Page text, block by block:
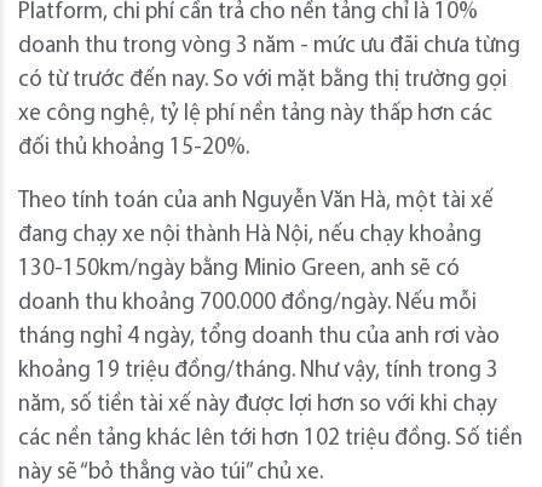
Platform, chi phí cần trả cho nền tảng chỉ là 10%
doanh thu trong vòng 3 năm - mức ưu đãi chưa từng
có từ trước đến nay. So với mặt bằng thị trường gọi
xe công nghệ, tỷ lệ phí nền tảng này thấp hơn các
đối thủ khoảng 15-20%.
Theo tính toán của anh Nguyễn Văn Hà, một tài xế
đang chạy xe nội thành Hà Nội, nếu chạy khoảng
130-150km/ngày bằng Minio Green, anh sẽ có
doanh thu khoảng 700.000 đồng/ngày. Nếu mỗi
tháng nghỉ 4 ngày, tổng doanh thu của anh rơi vào
khoảng 19 triệu đồng/tháng. Như vậy, tính trong 3
năm, số tiền tài xế này được lợi hơn so với khi chạy
các nền tảng khác lên tới hơn 102 triệu đồng. Số tiền
này sẽ “bỏ thẳng vào túi” chủ xe.